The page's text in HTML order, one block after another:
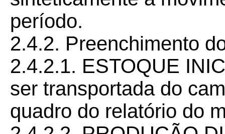
período.
2.4.2. Preenchimento
2.4.2.1. ESTOQUE
ser transportada do
quadro do relatório do